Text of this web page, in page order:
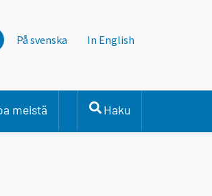
På svenska In English
meistä Haku